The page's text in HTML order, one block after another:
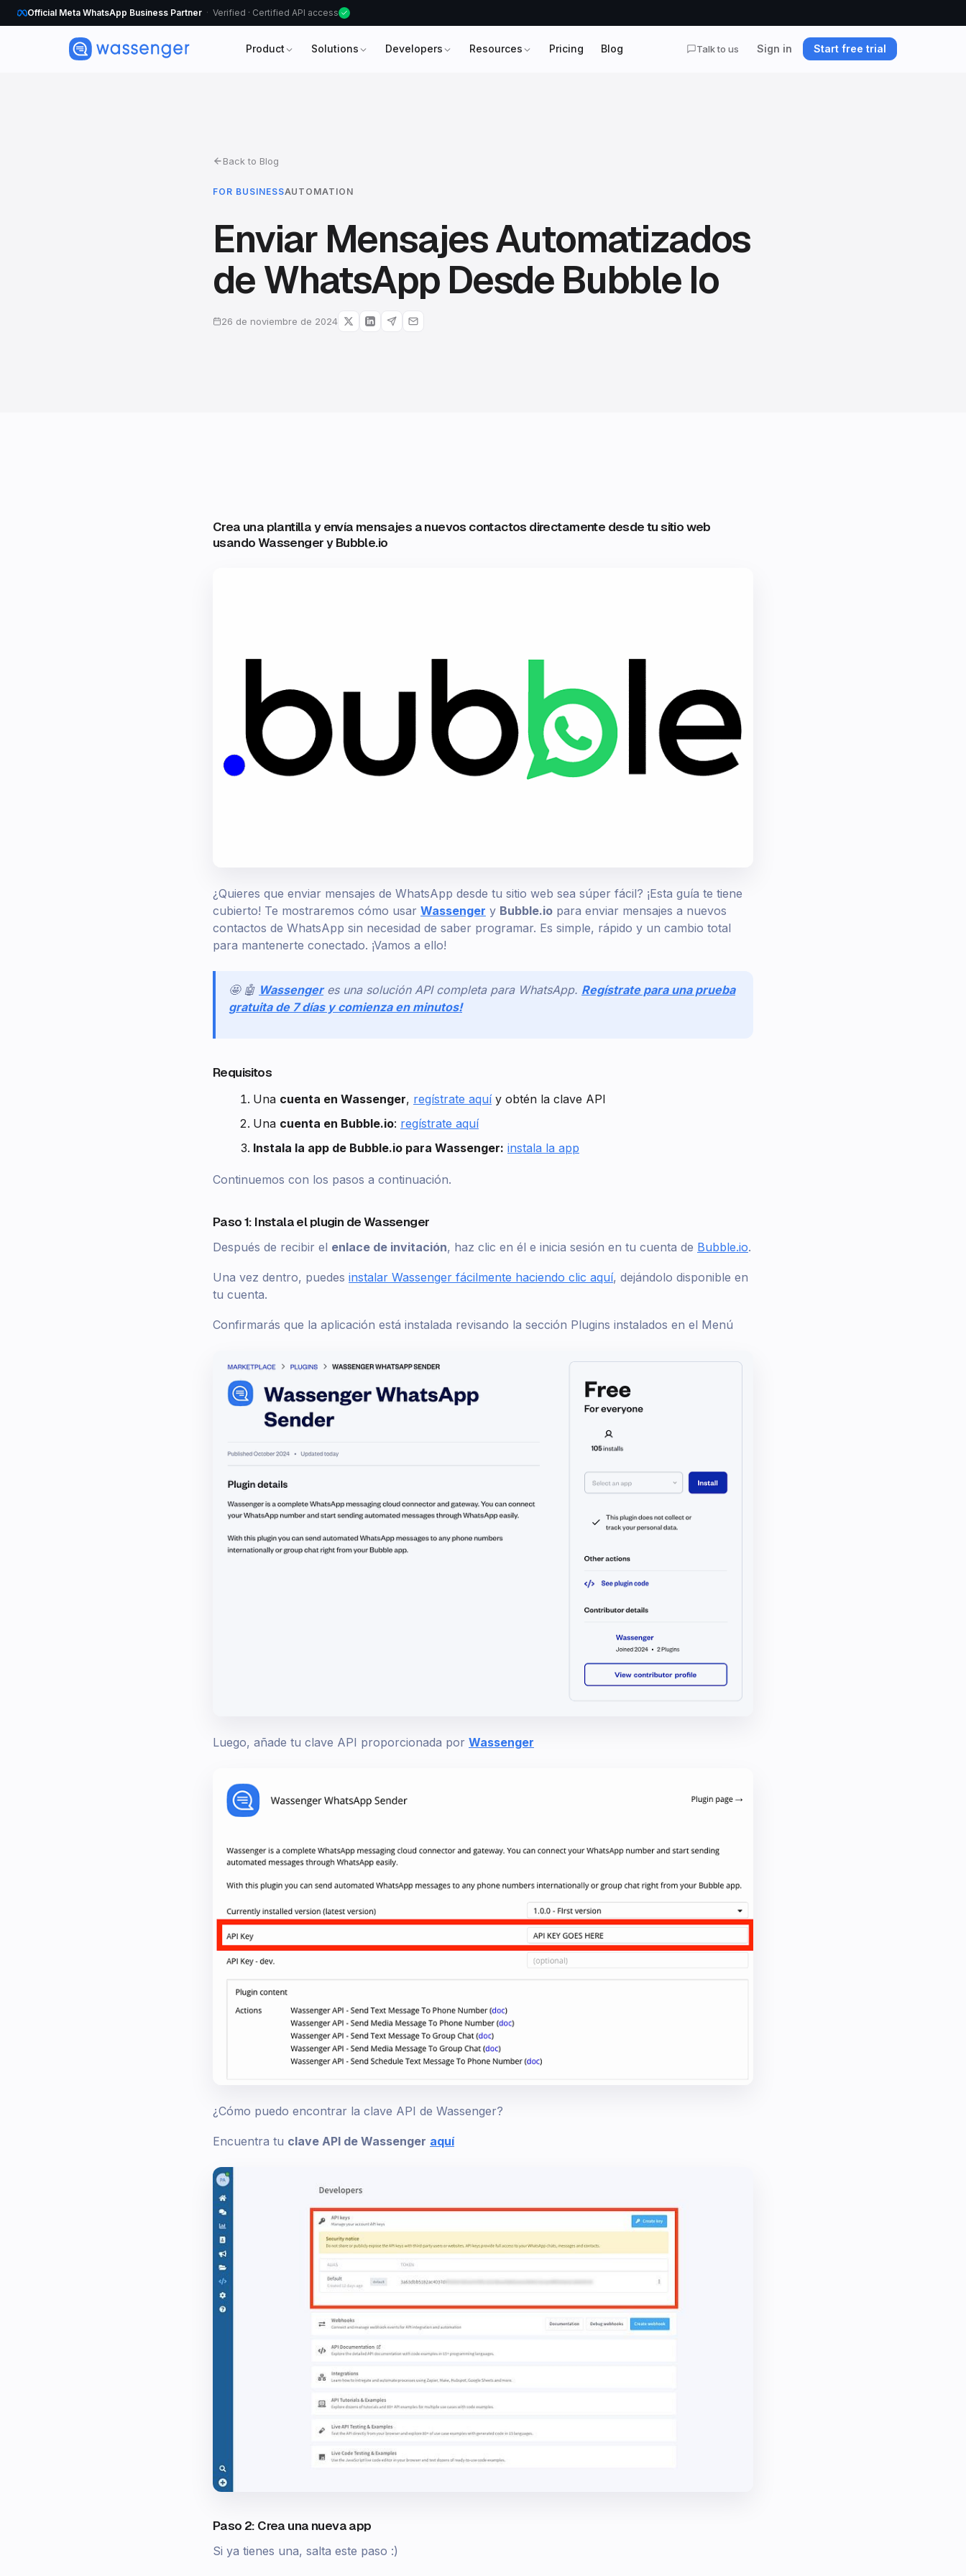
Official Meta WhatsApp Business Partner Verified · Certified API access
Product Solutions Developers Resources Pricing Blog Talk to us Sign in Start free trial
Back to Blog
FOR BUSINESSAUTOMATION
Enviar Mensajes Automatizados
de WhatsApp Desde Bubble Io
26 de noviembre de 2024
Crea una plantilla y envía mensajes a nuevos contactos directamente desde tu sitio web
usando Wassenger y Bubble.io
¿Quieres que enviar mensajes de WhatsApp desde tu sitio web sea súper fácil? ¡Esta guía te tiene
cubierto! Te mostraremos cómo usar Wassenger y Bubble.io para enviar mensajes a nuevos
contactos de WhatsApp sin necesidad de saber programar. Es simple, rápido y un cambio total
para mantenerte conectado. ¡Vamos a ello!
🤩 🤖 Wassenger es una solución API completa para WhatsApp. Regístrate para una prueba
gratuita de 7 días y comienza en minutos!
Requisitos
Una cuenta en Wassenger, regístrate aquíy obtén la clave API
Una cuenta en Bubble.io: regístrate aquí
Instala la app de Bubble.io para Wassenger: instala la app
Continuemos con los pasos a continuación.
Paso 1: Instala el plugin de Wassenger
Después de recibir el enlace de invitación, haz clic en él e inicia sesión en tu cuenta de Bubble.io.
Una vez dentro, puedes instalar Wassenger fácilmente haciendo clic aquí, dejándolo disponible en
tu cuenta.
Confirmarás que la aplicación está instalada revisando la sección Plugins instalados en el Menú
Luego, añade tu clave API proporcionada por Wassenger
¿Cómo puedo encontrar la clave API de Wassenger?
Encuentra tu clave API de Wassenger aquí
Paso 2: Crea una nueva app
Si ya tienes una, salta este paso :)